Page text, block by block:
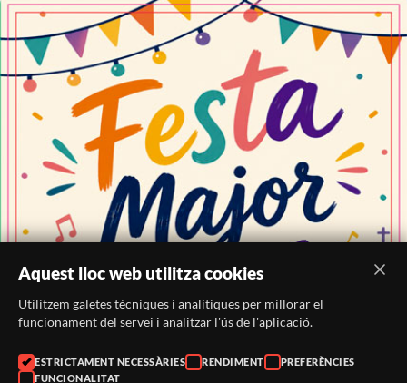
Aquest lloc web utilitza cookies
Utilitzem galetes tècniques i analítiques per millorar el
funcionament del servei i analitzar l'ús de l'aplicació.
ESTRICTAMENT NECESSÀRIES RENDIMENT
PREFERÈNCIES
FUNCIONALITAT